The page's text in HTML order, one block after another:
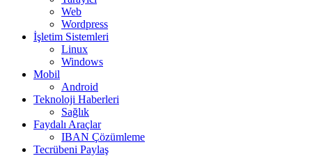
Web
Wordpress
İşletim Sistemleri
Linux
Windows
Mobil
Android
Teknoloji Haberleri
Sağlık
Faydalı Araçlar
IBAN Çözümleme
Tecrübeni Paylaş